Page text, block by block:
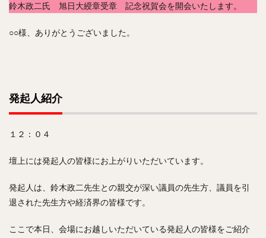
鈴木政二氏 旭日大綬章受章 記念祝賀会を開会いたします。
○○様、ありがとうございました。
発起人紹介
１２：０４
壇上には発起人の皆様にお上がりいただいています。
発起人は、鈴木政二先生との親交が深い議員の先生方、議員を引
退された先生方や経済界の皆様です。
ここで本日、会場にお越しいただいている発起人の皆様をご紹介